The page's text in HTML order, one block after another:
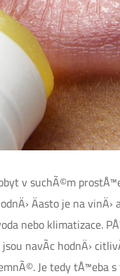
v suchÃ©m
Äasto je na
nebo klimatizace.
navÃ­c hodnÄ›
Je tedy tÅ™eba s